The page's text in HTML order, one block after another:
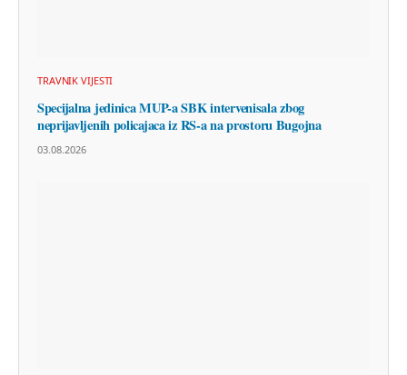
TRAVNIK VIJESTI
Specijalna jedinica MUP-a SBK intervenisala zbog
neprijavljenih policajaca iz RS-a na prostoru Bugojna
03.08.2026